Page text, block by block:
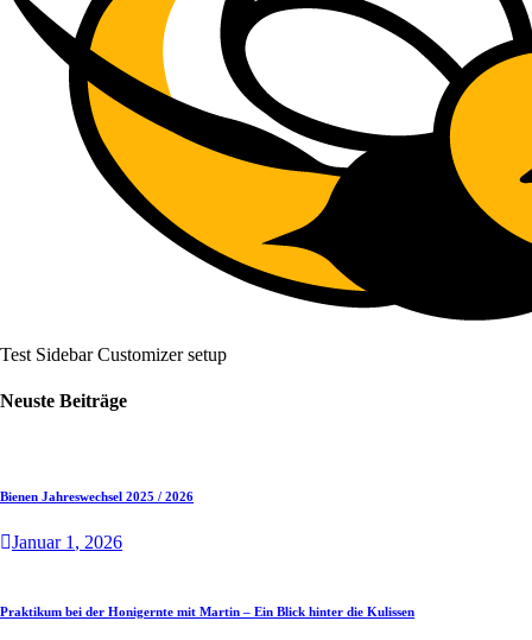
Test Sidebar Customizer setup
Neuste Beiträge
Bienen Jahreswechsel 2025 / 2026
Januar 1, 2026
Praktikum bei der Honigernte mit Martin – Ein Blick hinter die Kulissen